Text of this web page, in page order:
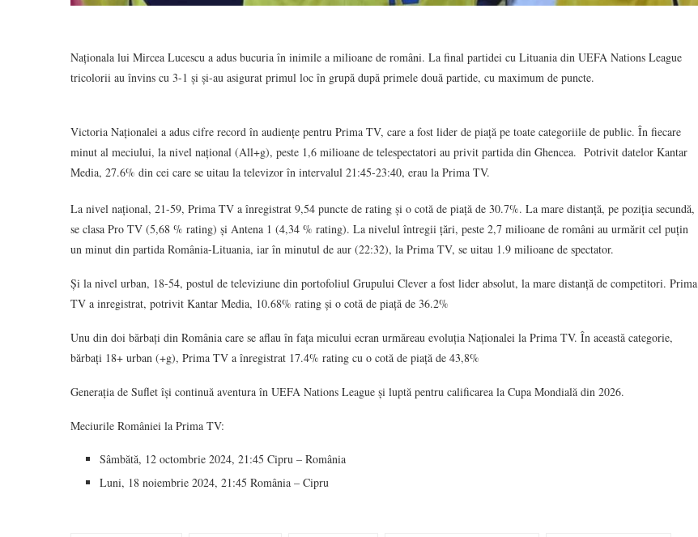
Naționala lui Mircea Lucescu a adus bucuria în inimile a milioane de români. La final partidei cu Lituania din UEFA Nations League
tricolorii au învins cu 3-1 și și-au asigurat primul loc în grupă după primele două partide, cu maximum de puncte.
Victoria Naționalei a adus cifre record în audiențe pentru Prima TV, care a fost lider de piață pe toate categoriile de public. În fiecare
minut al meciului, la nivel național (All+g), peste 1,6 milioane de telespectatori au privit partida din Ghencea. Potrivit datelor Kantar
Media, 27.6% din cei care se uitau la televizor în intervalul 21:45-23:40, erau la Prima TV.
La nivel național, 21-59, Prima TV a înregistrat 9,54 puncte de rating și o cotă de piață de 30.7%. La mare distanță, pe poziția secundă,
se clasa Pro TV (5,68 % rating) și Antena 1 (4,34 % rating). La nivelul întregii țări, peste 2,7 milioane de români au urmărit cel puțin
un minut din partida România-Lituania, iar în minutul de aur (22:32), la Prima TV, se uitau 1.9 milioane de spectator.
Și la nivel urban, 18-54, postul de televiziune din portofoliul Grupului Clever a fost lider absolut, la mare distanță de competitori. Prima
TV a inregistrat, potrivit Kantar Media, 10.68% rating și o cotă de piață de 36.2%
Unu din doi bărbați din România care se aflau în fața micului ecran urmăreau evoluția Naționalei la Prima TV. În această categorie,
bărbați 18+ urban (+g), Prima TV a înregistrat 17.4% rating cu o cotă de piață de 43,8%
Generația de Suflet își continuă aventura în UEFA Nations League și luptă pentru calificarea la Cupa Mondială din 2026.
Meciurile României la Prima TV:
Sâmbătă, 12 octombrie 2024, 21:45 Cipru – România
Luni, 18 noiembrie 2024, 21:45 România – Cipru